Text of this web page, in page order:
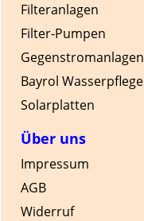
Filteranlagen
Filter-Pumpen
Gegenstromanlagen
Bayrol Wasserpflege
Solarplatten
Über uns
Impressum
AGB
Widerruf